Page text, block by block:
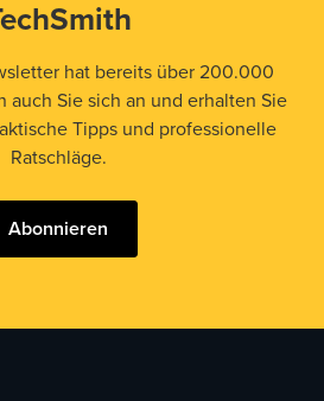
hat bereits über 200.000
auch Sie sich an und erhalten Sie
Tipps und professionelle
Ratschläge.
Abonnieren